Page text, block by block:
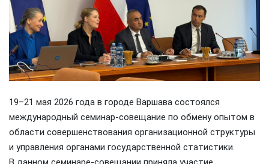
19–21 мая 2026 года в городе Варшава состоялся
международный семинар-совещание по обмену опытом в
области совершенствования организационной структуры
и управления органами государственной статистики.